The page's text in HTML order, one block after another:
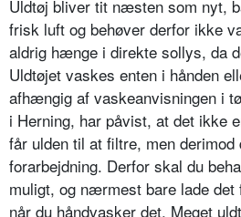
Uldtøj bliver tit næsten som nyt,
frisk luft og behøver derfor ikke
aldrig hænge i direkte sollys, da
Uldtøjet vaskes enten i hånden
afhængig af vaskeanvisningen i
i Herning, har påvist, at det ikke
får ulden til at filtre, men derimod
forarbejdning. Derfor skal du
muligt, og nærmest bare lade det
når du håndvasker det. Meget